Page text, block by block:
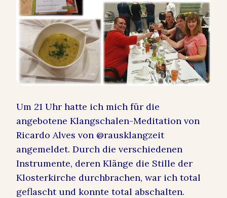
Um 21 Uhr hatte ich mich für die
angebotene Klangschalen-Meditation von
Ricardo Alves von @rausklangzeit
angemeldet. Durch die verschiedenen
Instrumente, deren Klänge die Stille der
Klosterkirche durchbrachen, war ich total
geflascht und konnte total abschalten.